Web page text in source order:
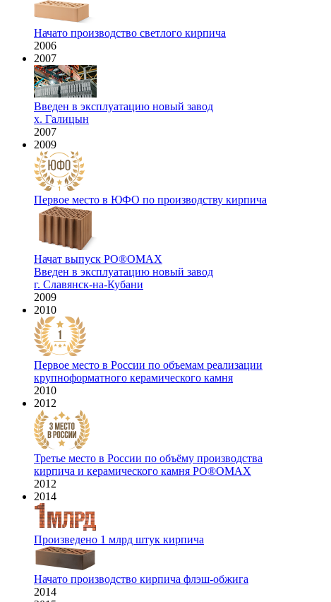
Начато производство светлого кирпича
2006
2007
Введен в эксплуатацию новый завод
х. Галицын
2007
2009
Первое место в ЮФО по производству кирпича
Начат выпуск PO®OMAX
Введен в эксплуатацию новый завод
г. Славянск-на-Кубани
2009
2010
Первое место в России по объемам реализации
крупноформатного керамического камня
2010
2012
Третье место в России по объёму производства
кирпича и керамического камня PO®OMAX
2012
2014
Произведено 1 млрд штук кирпича
Начато производство кирпича флэш-обжига
2014